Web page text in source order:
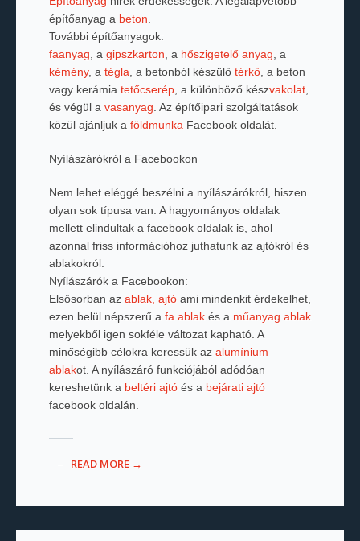
építőanyag a beton
További építőanyagok:
faanyag , a gipszkarton , a hőszigetelő anyag , a
kémény, a tégla , a betonból készülő térkő, a beton
vagy kerámia tetőcserép, a különböző készvakolat,
és végül a vasanyag . Az építőipari szolgáltatások
közül ajánljuk a földmunka Facebook oldalát.
Nyílászárókról a Facebookon
Nem lehet eléggé beszélni a nyílászárókról, hiszen
olyan sok típusa van. A hagyományos oldalak
mellett elindultak a facebook oldalak is, ahol
azonnal friss információhoz juthatunk az ajtókról és
ablakokról.
Nyílászárók a Facebookon:
Elsősorban az ablak, ajtóami mindenkit érdekelhet,
ezen belül népszerű a fa ablakés a műanyag ablak
melyekből igen sokféle változat kapható. A
minőségibb célokra keressük az alumínium
ablakot. A nyílászáró funkciójából adódóan
kereshetünk a beltéri ajtóés a bejárati ajtó
facebook oldalán.
READ MORE →